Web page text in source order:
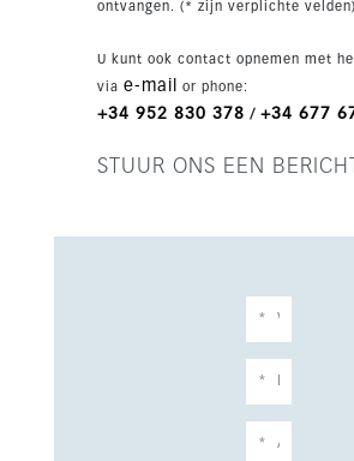
moderne co-workingruimte. Binnen enkele
van Estepona, met sfeervolle
restaurants, boetieks en alle
zee en strand liggen op loopafstand.
complete levensstijl.
ontvangen. (* zijn verplichte velden)
U kunt ook contact opnemen met
via e-mail or phone:
+34 952 830 378 / +34 677
STUUR ONS EEN